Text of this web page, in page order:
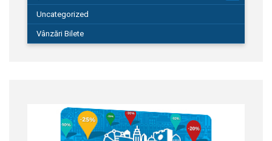
Uncategorized
Vânzări Bilete